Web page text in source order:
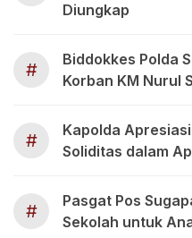
Diungkap
#
Biddokkes Polda
Korban KM Nurul
#
Kapolda
Soliditas dalam
#
Pasgat Pos
Sekolah untuk